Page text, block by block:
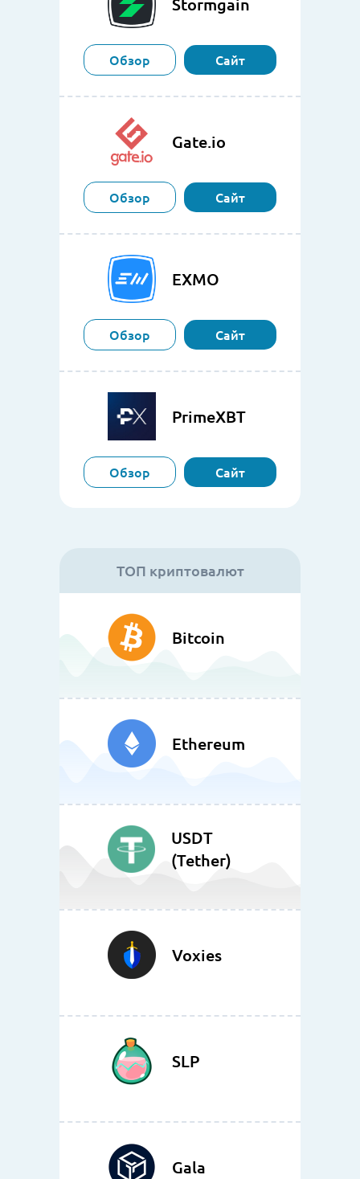
Обзор Сайт
Gate.io
Обзор Сайт
EXMO
Обзор Сайт
PrimeXBT
Обзор Сайт
ТОП криптовалют
Bitcoin
Ethereum
USDT
(Tether)
Voxies
SLP
Gala